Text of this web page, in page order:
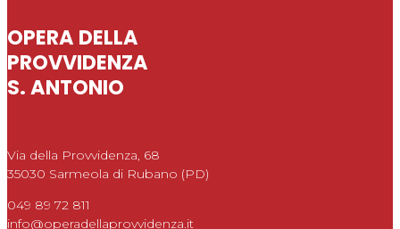
OPERA DELLA
PROVVIDENZA
S. ANTONIO
Via della Provvidenza, 68
35030 Sarmeola di Rubano (PD)
049 89 72 811
info@operadellaprovvidenza.it